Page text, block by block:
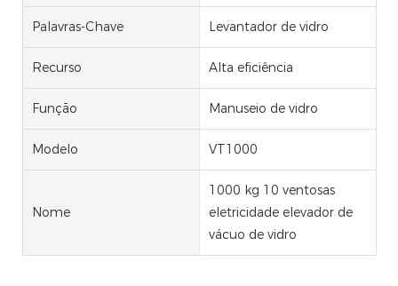
Palavras-Chave Levantador de vidro
Recurso Alta eficiência
Função Manuseio de vidro
Modelo VT1000
Nome
1000 kg 10 ventosas
eletricidade elevador de
vácuo de vidro